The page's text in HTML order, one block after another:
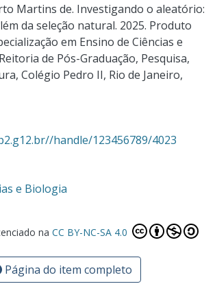
Martins de. Investigando o aleatório:
da seleção natural. 2025. Produto
em Ensino de Ciências e
de Pós-Graduação, Pesquisa,
Colégio Pedro II, Rio de Janeiro,
handle/123456789/4023
e Biologia
na CC BY-NC-SA 4.0
Página do item completo